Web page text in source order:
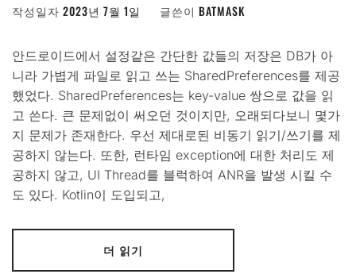
작성일자 2023년 7월 1일 글쓴이 BATMASK
안드로이드에서 설정같은 간단한 값들의 저장은 DB가 아
니라 가볍게 파일로 읽고 쓰는 SharedPreferences를 제공
했었다. SharedPreferences는 key-value 쌍으로 값을 읽
고 쓴다. 큰 문제없이 써오던 것이지만, 오래되다보니 몇가
지 문제가 존재한다. 우선 제대로된 비동기 읽기/쓰기를 제
공하지 않는다. 또한, 런타임 exception에 대한 처리도 제
공하지 않고, UI Thread를 블럭하여 ANR을 발생 시킬 수
도 있다. Kotlin이 도입되고,
더 읽기